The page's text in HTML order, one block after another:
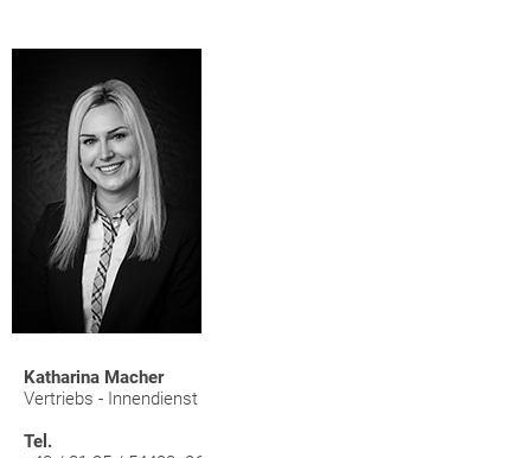
Katharina Macher
Vertriebs - Innendienst
Tel.